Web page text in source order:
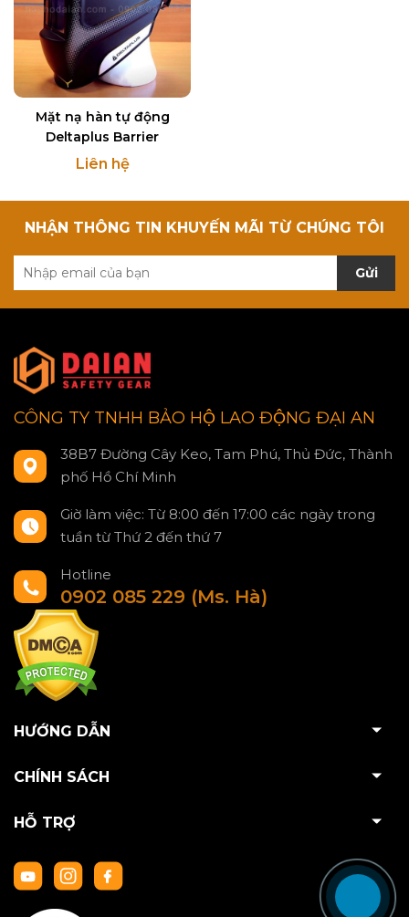
Mặt nạ hàn tự động
Deltaplus Barrier
Liên hệ
NHẬN THÔNG TIN KHUYẾN MÃI TỪ CHÚNG TÔI
Gửi
CÔNG TY TNHH BẢO HỘ LAO ĐỘNG ĐẠI AN
38B7 Đường Cây Keo, Tam Phú, Thủ Đức, Thành
phố Hồ Chí Minh
Giờ làm việc: Từ 8:00 đến 17:00 các ngày trong
tuần từ Thứ 2 đến thứ 7
Hotline
0902 085 229 (Ms. Hà)
HƯỚNG DẪN
CHÍNH SÁCH
HỖ TRỢ